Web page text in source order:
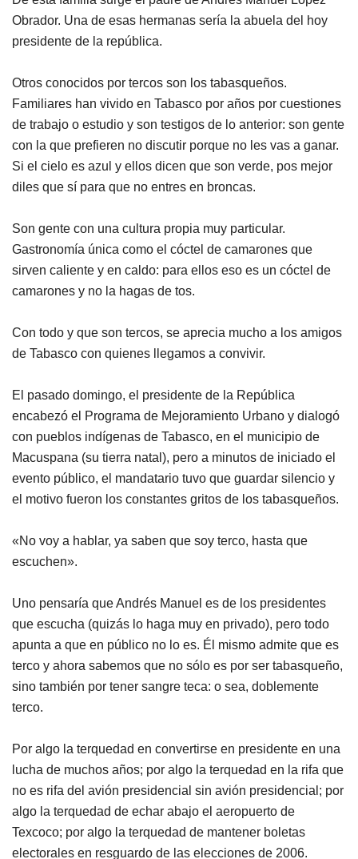
Obrador. Una de esas hermanas sería la abuela del hoy
presidente de la república.
Otros conocidos por tercos son los tabasqueños.
Familiares han vivido en Tabasco por años por cuestiones
de trabajo o estudio y son testigos de lo anterior: son gente
con la que prefieren no discutir porque no les vas a ganar.
Si el cielo es azul y ellos dicen que son verde, pos mejor
diles que sí para que no entres en broncas.
Son gente con una cultura propia muy particular.
Gastronomía única como el cóctel de camarones que
sirven caliente y en caldo: para ellos eso es un cóctel de
camarones y no la hagas de tos.
Con todo y que son tercos, se aprecia mucho a los amigos
de Tabasco con quienes llegamos a convivir.
El pasado domingo, el presidente de la República
encabezó el Programa de Mejoramiento Urbano y dialogó
con pueblos indígenas de Tabasco, en el municipio de
Macuspana (su tierra natal), pero a minutos de iniciado el
evento público, el mandatario tuvo que guardar silencio y
el motivo fueron los constantes gritos de los tabasqueños.
«No voy a hablar, ya saben que soy terco, hasta que
escuchen».
Uno pensaría que Andrés Manuel es de los presidentes
que escucha (quizás lo haga muy en privado), pero todo
apunta a que en público no lo es. Él mismo admite que es
terco y ahora sabemos que no sólo es por ser tabasqueño,
sino también por tener sangre teca: o sea, doblemente
terco.
Por algo la terquedad en convertirse en presidente en una
lucha de muchos años; por algo la terquedad en la rifa que
no es rifa del avión presidencial sin avión presidencial; por
algo la terquedad de echar abajo el aeropuerto de
Texcoco; por algo la terquedad de mantener boletas
electorales en resguardo de las elecciones de 2006.